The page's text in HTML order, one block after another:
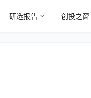
研选报告 创投之窗